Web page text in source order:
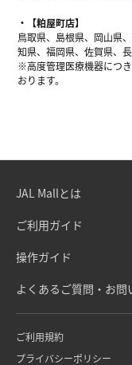
【粕屋町店】
鳥取県、島根県、岡山県
知県、福岡県、佐賀県、
※高度管理医療機器につ
おります。
JAL Mallとは
ご利用ガイド
操作ガイド
よくあるご質問・お問
ご利用規約
プライバシーポリシー